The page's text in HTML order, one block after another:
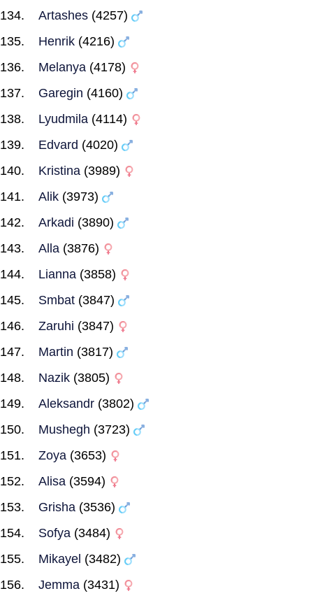
Artashes (4257)
Henrik (4216)
Melanya (4178)
Garegin (4160)
Lyudmila (4114)
Edvard (4020)
Kristina (3989)
Alik (3973)
Arkadi (3890)
Alla (3876)
Lianna (3858)
Smbat (3847)
Zaruhi (3847)
Martin (3817)
Nazik (3805)
Aleksandr (3802)
Mushegh (3723)
Zoya (3653)
Alisa (3594)
Grisha (3536)
Sofya (3484)
Mikayel (3482)
Jemma (3431)